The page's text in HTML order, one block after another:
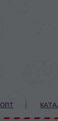
ОПТ